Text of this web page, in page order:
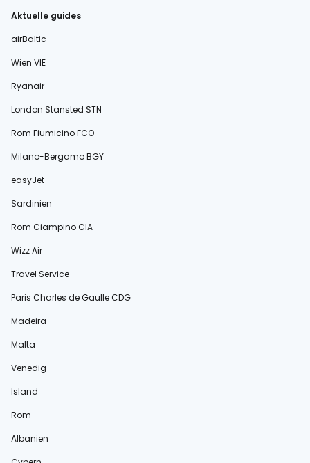
Aktuelle guides
airBaltic
Wien VIE
Ryanair
London Stansted STN
Rom Fiumicino FCO
Milano-Bergamo BGY
easyJet
Sardinien
Rom Ciampino CIA
Wizz Air
Travel Service
Paris Charles de Gaulle CDG
Madeira
Malta
Venedig
Island
Rom
Albanien